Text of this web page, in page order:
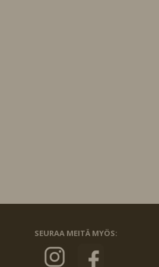
SEURAA MEITÄ MYÖS: